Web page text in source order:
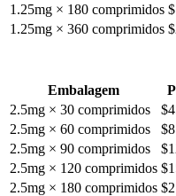
1.25mg × 180 comprimidos
1.25mg × 360 comprimidos
Embalagem
2.5mg × 30 comprimidos
2.5mg × 60 comprimidos
2.5mg × 90 comprimidos
2.5mg × 120 comprimidos
2.5mg × 180 comprimidos